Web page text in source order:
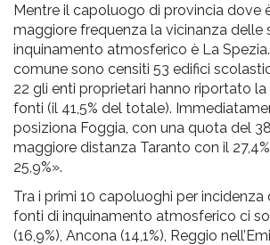
Mentre il capoluogo di provincia dove
maggiore frequenza la vicinanza delle
inquinamento atmosferico è La
comune sono censiti 53 edifici
22 gli enti proprietari hanno riportato
fonti (il 41,5% del totale).
posiziona Foggia, con una quota del
maggiore distanza Taranto con il
25,9%».
Tra i primi 10 capoluoghi per incidenza
fonti di inquinamento atmosferico ci
(16,9%), Ancona (14,1%), Reggio